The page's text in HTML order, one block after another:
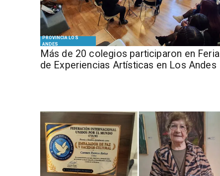
PROVINCIA LOS
ANDES
Más de 20 colegios participaron en Feria
de Experiencias Artísticas en Los Andes